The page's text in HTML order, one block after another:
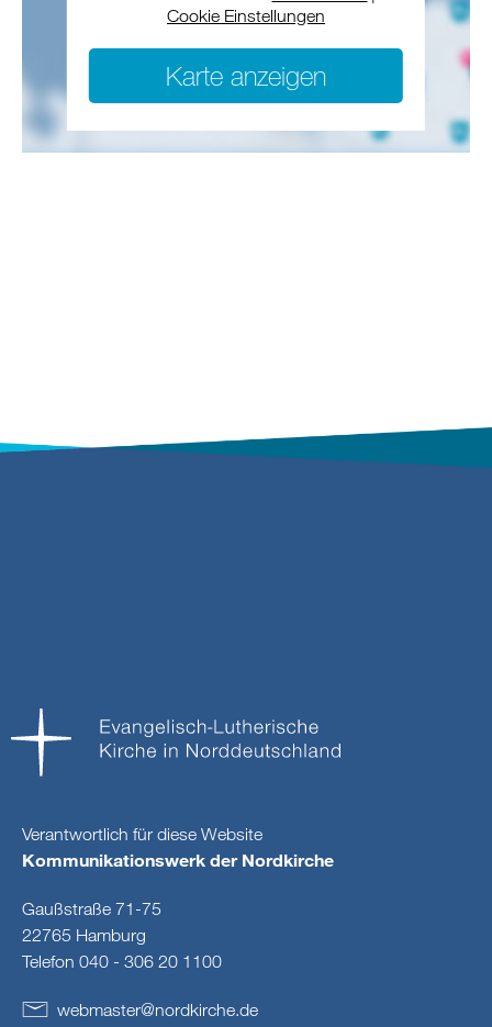
Cookie Einstellungen
Karte anzeigen
Verantwortlich für diese Website
Kommunikationswerk der Nordkirche
Gaußstraße 71-75
22765 Hamburg
Telefon 040 - 306 20 1100
webmaster@nordkirche.de